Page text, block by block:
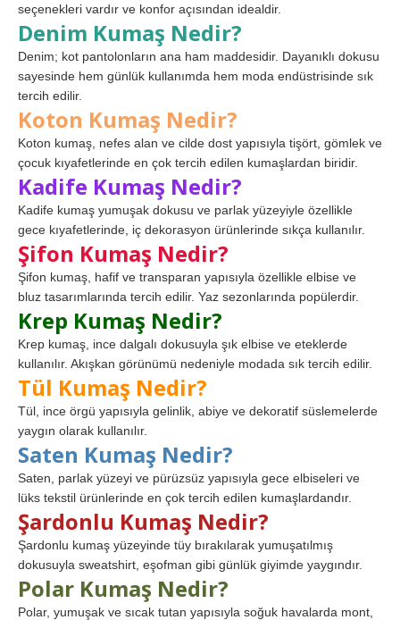
seçenekleri vardır ve konfor açısından idealdir.
Denim Kumaş Nedir?
Denim; kot pantolonların ana ham maddesidir. Dayanıklı dokusu
sayesinde hem günlük kullanımda hem moda endüstrisinde sık
tercih edilir.
Koton Kumaş Nedir?
Koton kumaş, nefes alan ve cilde dost yapısıyla tişört, gömlek ve
çocuk kıyafetlerinde en çok tercih edilen kumaşlardan biridir.
Kadife Kumaş Nedir?
Kadife kumaş yumuşak dokusu ve parlak yüzeyiyle özellikle
gece kıyafetlerinde, iç dekorasyon ürünlerinde sıkça kullanılır.
Şifon Kumaş Nedir?
Şifon kumaş, hafif ve transparan yapısıyla özellikle elbise ve
bluz tasarımlarında tercih edilir. Yaz sezonlarında popülerdir.
Krep Kumaş Nedir?
Krep kumaş, ince dalgalı dokusuyla şık elbise ve eteklerde
kullanılır. Akışkan görünümü nedeniyle modada sık tercih edilir.
Tül Kumaş Nedir?
Tül, ince örgü yapısıyla gelinlik, abiye ve dekoratif süslemelerde
yaygın olarak kullanılır.
Saten Kumaş Nedir?
Saten, parlak yüzeyi ve pürüzsüz yapısıyla gece elbiseleri ve
lüks tekstil ürünlerinde en çok tercih edilen kumaşlardandır.
Şardonlu Kumaş Nedir?
Şardonlu kumaş yüzeyinde tüy bırakılarak yumuşatılmış
dokusuyla sweatshirt, eşofman gibi günlük giyimde yaygındır.
Polar Kumaş Nedir?
Polar, yumuşak ve sıcak tutan yapısıyla soğuk havalarda mont,